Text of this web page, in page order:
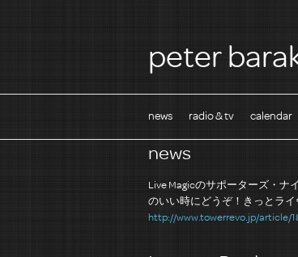
peter
news radio & tv calendar
news
Live Magicのサポーターズ・
のいい時にどうぞ！きっとラ
http://www.towerrevo.jp/article/